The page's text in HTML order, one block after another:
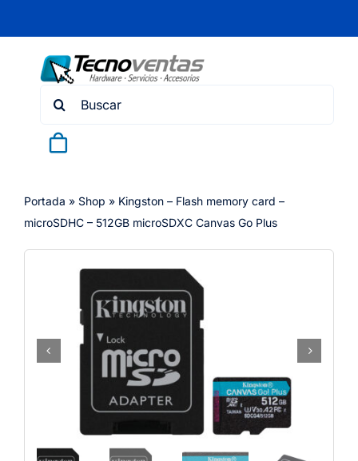
content
Search
Portada » Shop » Kingston – Flash memory card –
microSDHC – 512GB microSDXC Canvas Go Plus